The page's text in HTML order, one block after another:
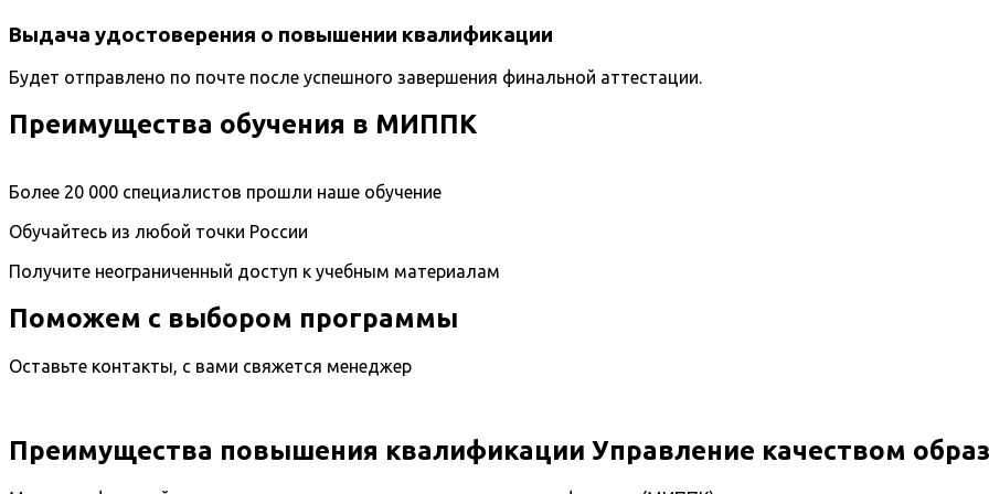
Выдача удостоверения о повышении квалификации
Будет отправлено по почте после успешного завершения финальной аттестации.
Преимущества обучения в МИППК
Более 20 000 специалистов прошли наше обучение
Обучайтесь из любой точки России
Получите неограниченный доступ к учебным материалам
Поможем с выбором программы
Оставьте контакты, с вами свяжется менеджер
Преимущества повышения квалификации Управление качеством